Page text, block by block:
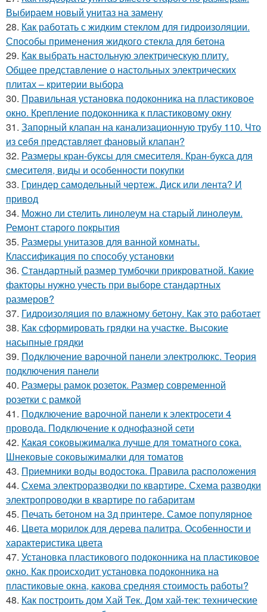
Выбираем новый унитаз на замену
28. Как работать с жидким стеклом для гидроизоляции.
Способы применения жидкого стекла для бетона
29. Как выбрать настольную электрическую плиту.
Общее представление о настольных электрических
плитах – критерии выбора
30. Правильная установка подоконника на пластиковое
окно. Крепление подоконника к пластиковому окну
31. Запорный клапан на канализационную трубу 110. Что
из себя представляет фановый клапан?
32. Размеры кран-буксы для смесителя. Кран-букса для
смесителя, виды и особенности покупки
33. Гриндер самодельный чертеж. Диск или лента? И
привод
34. Можно ли стелить линолеум на старый линолеум.
Ремонт старого покрытия
35. Размеры унитазов для ванной комнаты.
Классификация по способу установки
36. Стандартный размер тумбочки прикроватной. Какие
факторы нужно учесть при выборе стандартных
размеров?
37. Гидроизоляция по влажному бетону. Как это работает
38. Как сформировать грядки на участке. Высокие
насыпные грядки
39. Подключение варочной панели электролюкс. Теория
подключения панели
40. Размеры рамок розеток. Размер современной
розетки с рамкой
41. Подключение варочной панели к электросети 4
провода. Подключение к однофазной сети
42. Какая соковыжималка лучше для томатного сока.
Шнековые соковыжималки для томатов
43. Приемники воды водостока. Правила расположения
44. Схема электроразводки по квартире. Схема разводки
электропроводки в квартире по габаритам
45. Печать бетоном на 3д принтере. Самое популярное
46. Цвета морилок для дерева палитра. Особенности и
характеристика цвета
47. Установка пластикового подоконника на пластиковое
окно. Как происходит установка подоконника на
пластиковые окна, какова средняя стоимость работы?
48. Как построить дом Хай Тек. Дом хай-тек: технические